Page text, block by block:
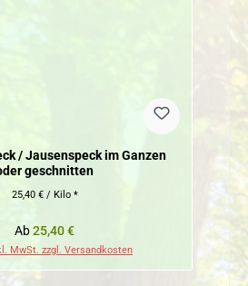
/ Jausenspeck im Ganzen
geschnitten
25,40 € / Kilo *
Regulärer Preis:
Ab25,40 €
MwSt. zzgl. Versandkosten